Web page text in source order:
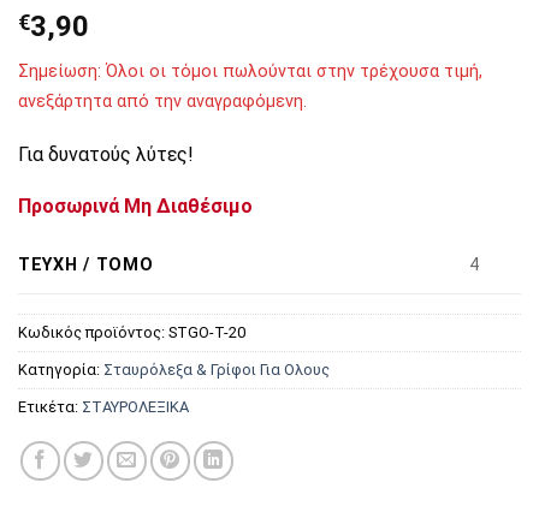
€3,90
Σημείωση: Όλοι οι τόμοι πωλούνται στην τρέχουσα τιμή,
ανεξάρτητα από την αναγραφόμενη.
Για δυνατούς λύτες!
Προσωρινά Μη Διαθέσιμο
ΤΕΎΧΗ / ΤΌΜΟ 4
Κωδικός προϊόντος: STGO-T-20
Κατηγορία: Σταυρόλεξα & Γρίφοι Για Ολους
Ετικέτα: ΣΤΑΥΡΟΛΕΞΙΚΑ